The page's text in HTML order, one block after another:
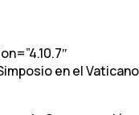
en el Vaticano